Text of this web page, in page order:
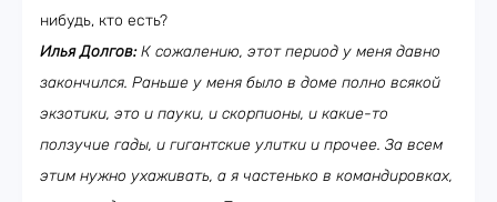
нибудь, кто есть?
Илья Долгов:К сожалению, этот период у меня давно
закончился. Раньше у меня было в доме полно всякой
экзотики, это и пауки, и скорпионы, и какие-то
ползучие гады, и гигантские улитки и прочее. За всем
этим нужно ухаживать, а я частенько в командировках,